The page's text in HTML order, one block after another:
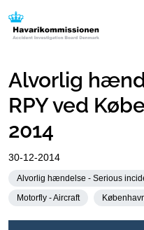
Alvorlig
RPY ved
2014
30-12-2014
Alvorlig hændelse - Serious
Motorfly - Aircraft